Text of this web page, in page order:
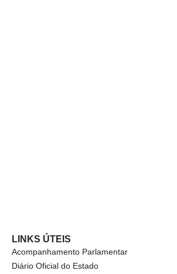
LINKS ÚTEIS
Acompanhamento Parlamentar
Diário Oficial do Estado